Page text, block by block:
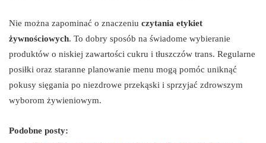
Nie można zapominać o znaczeniu czytania etykiet
żywnościowych. To dobry sposób na świadome wybieranie
produktów o niskiej zawartości cukru i tłuszczów trans. Regularne
posiłki oraz staranne planowanie menu mogą pomóc uniknąć
pokusy sięgania po niezdrowe przekąski i sprzyjać zdrowszym
wyborom żywieniowym.
Podobne posty: